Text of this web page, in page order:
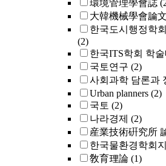
環境管理學會誌
大韓機械學會論
한국도시행정학
(2)
한국ITS학회 학술
국토연구 (2)
사회과학 담론과
Urban planners (2)
국토 (2)
나라경제 (2)
産業技術硏究所
한국물환경학회지
敎育理論 (1)